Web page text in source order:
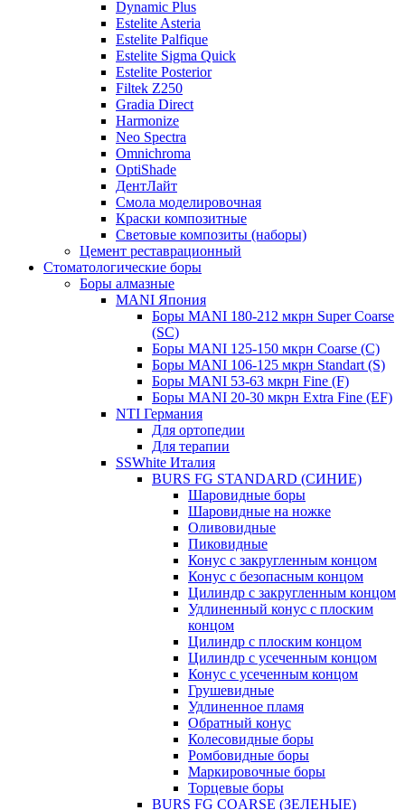
Dynamic Plus
Estelite Asteria
Estelite Palfique
Estelite Sigma Quick
Estelite Posterior
Filtek Z250
Gradia Direct
Harmonize
Neo Spectra
Omnichroma
OptiShade
ДентЛайт
Смола моделировочная
Краски композитные
Световые композиты (наборы)
Цемент реставрационный
Стоматологические боры
Боры алмазные
MANI Япония
Боры MANI 180-212 мкрн Super Coarse
(SC)
Боры MANI 125-150 мкрн Coarse (C)
Боры MANI 106-125 мкрн Standart (S)
Боры MANI 53-63 мкрн Fine (F)
Боры MANI 20-30 мкрн Extra Fine (EF)
NTI Германия
Для ортопедии
Для терапии
SSWhite Италия
BURS FG STANDARD (СИНИЕ)
Шаровидные боры
Шаровидные на ножке
Оливовидные
Пиковидные
Конус с закругленным концом
Конус с безопасным концом
Цилиндр с закругленным концом
Удлиненный конус с плоским
концом
Цилиндр с плоским концом
Цилиндр с усеченным концом
Конус с усеченным концом
Грушевидные
Удлиненное пламя
Обратный конус
Колесовидные боры
Ромбовидные боры
Маркировочные боры
Торцевые боры
BURS FG COARSE (ЗЕЛЕНЫЕ)